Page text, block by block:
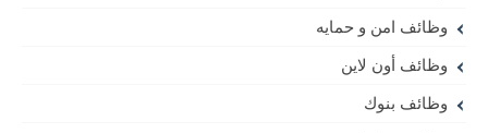
وظائف امن و حمايه
وظائف أون لاين
وظائف بنوك